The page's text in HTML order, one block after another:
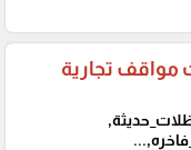
مواقف تجارية